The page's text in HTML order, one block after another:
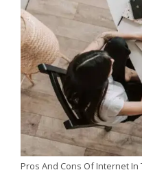
Pros And Cons Of Internet In